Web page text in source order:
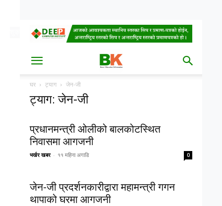
शुक्र, साउन २२, २०८३
घर ट्याग जेन-जी
ट्याग: जेन-जी
प्रधानमन्त्री ओलीको बालकोटस्थित
निवासमा आगजनी
भर्खर खबर - ११ महिना अगाडि 0
जेन-जी प्रदर्शनकारीद्वारा महामन्त्री गगन
थापाको घरमा आगजनी